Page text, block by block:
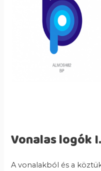
Vonalas logók I.
A vonalakból és a